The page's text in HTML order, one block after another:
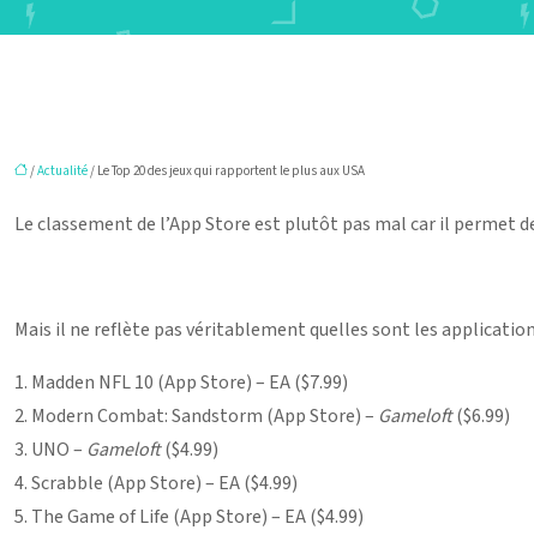
/Actualité/ Le Top 20 des jeux qui rapportent le plus aux USA
Le classement de l’App Store est plutôt pas mal car il permet
Mais il ne reflète pas véritablement quelles sont les
1. Madden NFL 10 (App Store) – EA ($7.99)
2. Modern Combat: Sandstorm (App Store) – Gameloft($6.99)
3. UNO – Gameloft($4.99)
4. Scrabble (App Store) – EA ($4.99)
5. The Game of Life (App Store) – EA ($4.99)